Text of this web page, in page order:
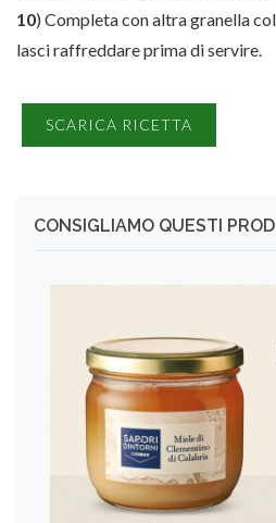
10) Completa con altra granella
lasci raffreddare prima di servire.
SCARICA RICETTA
CONSIGLIAMO QUESTI